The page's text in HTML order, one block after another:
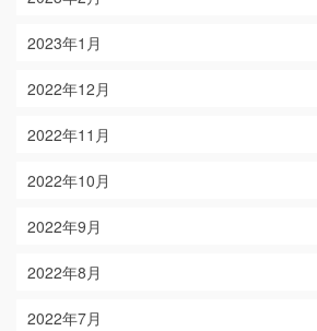
2023年1月
2022年12月
2022年11月
2022年10月
2022年9月
2022年8月
2022年7月